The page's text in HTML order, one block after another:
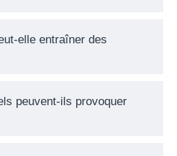
elle entraîner des
peuvent-ils provoquer